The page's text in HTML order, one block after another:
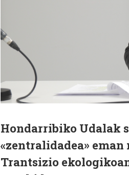
Hondarribiko Udalak
«zentralidadea»
Trantsizio